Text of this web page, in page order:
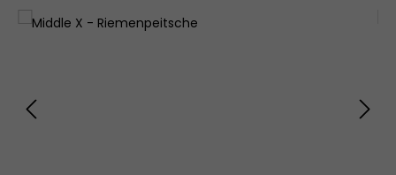
Bildergalerie überspringen